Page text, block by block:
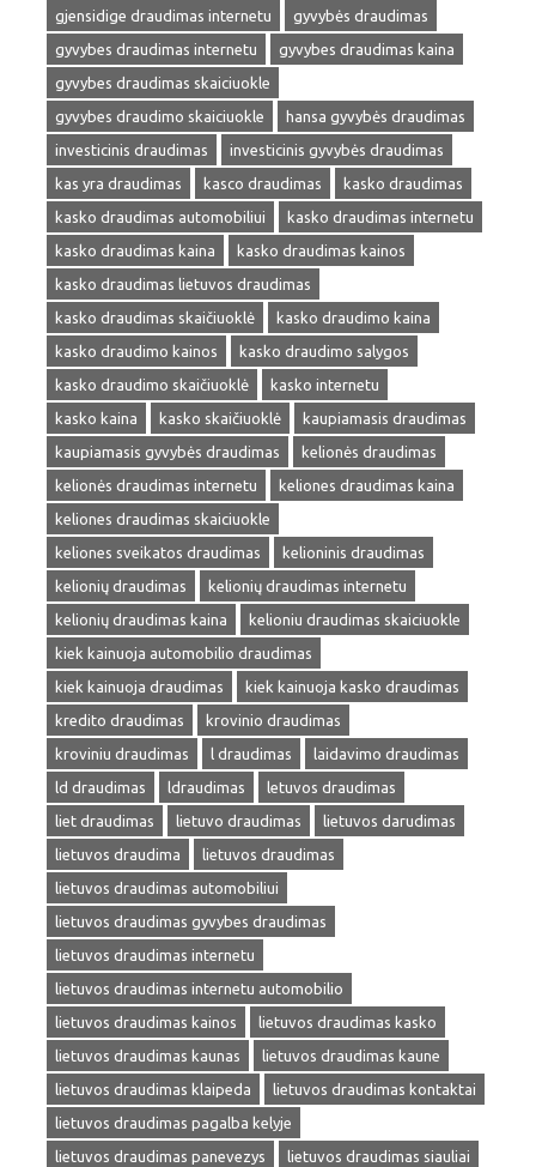
gjensidige draudimas internetu
gyvybės draudimas
gyvybes draudimas internetu
gyvybes draudimas kaina
gyvybes draudimas skaiciuokle
gyvybes draudimo skaiciuokle
hansa gyvybės draudimas
investicinis draudimas
investicinis gyvybės draudimas
kas yra draudimas
kasco draudimas
kasko draudimas
kasko draudimas automobiliui
kasko draudimas internetu
kasko draudimas kaina
kasko draudimas kainos
kasko draudimas lietuvos draudimas
kasko draudimas skaičiuoklė
kasko draudimo kaina
kasko draudimo kainos
kasko draudimo salygos
kasko draudimo skaičiuoklė
kasko internetu
kasko kaina
kasko skaičiuoklė
kaupiamasis draudimas
kaupiamasis gyvybės draudimas
kelionės draudimas
kelionės draudimas internetu
keliones draudimas kaina
keliones draudimas skaiciuokle
keliones sveikatos draudimas
kelioninis draudimas
kelionių draudimas
kelionių draudimas internetu
kelionių draudimas kaina
kelioniu draudimas skaiciuokle
kiek kainuoja automobilio draudimas
kiek kainuoja draudimas
kiek kainuoja kasko draudimas
kredito draudimas
krovinio draudimas
kroviniu draudimas
l draudimas
laidavimo draudimas
ld draudimas
ldraudimas
letuvos draudimas
liet draudimas
lietuvo draudimas
lietuvos darudimas
lietuvos draudima
lietuvos draudimas
lietuvos draudimas automobiliui
lietuvos draudimas gyvybes draudimas
lietuvos draudimas internetu
lietuvos draudimas internetu automobilio
lietuvos draudimas kainos
lietuvos draudimas kasko
lietuvos draudimas kaunas
lietuvos draudimas kaune
lietuvos draudimas klaipeda
lietuvos draudimas kontaktai
lietuvos draudimas pagalba kelyje
lietuvos draudimas panevezys
lietuvos draudimas siauliai